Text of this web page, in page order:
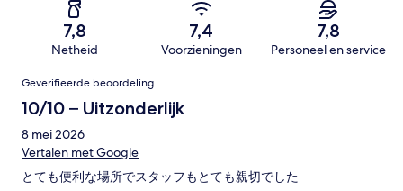
7,8
Netheid
7,4
Voorzieningen
7,8
Personeel en service
Beoordelingen
Geverifieerde beoordeling
10/10 – Uitzonderlijk
8 mei 2026
Vertalen met Google
とても便利な場所でスタッフもとても親切でした